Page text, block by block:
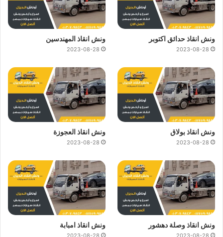
ونش انقاذ حدائق اكتوبر
2023-08-28
ونش انقاذ المهندسين
2023-08-28
ونش انقاذ بولاق
2023-08-28
ونش انقاذ العجوزة
2023-08-28
ونش انقاذ وصلة دهشور ونش انقاذ امبابة